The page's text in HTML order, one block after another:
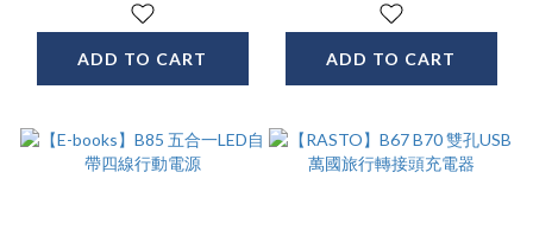
ADD TO CART ADD TO CART